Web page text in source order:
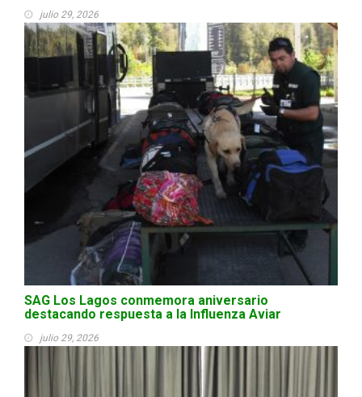
julio 29, 2026
SAG Los Lagos conmemora aniversario
destacando respuesta a la Influenza Aviar
julio 29, 2026